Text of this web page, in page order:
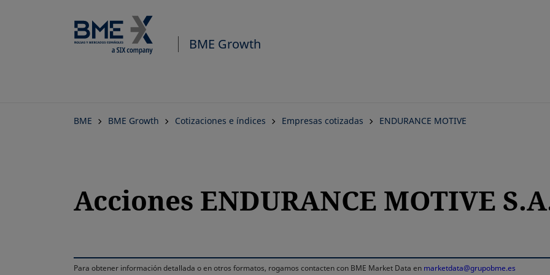
BME Growth
BME BME Growth Cotizaciones e índices Empresas cotizadas ENDURANCE MOTIVE
Acciones ENDURANCE MOTIVE
Para obtener información detallada o en otros formatos, rogamos contacten con BME Market Data en marketdata@grupobme.es